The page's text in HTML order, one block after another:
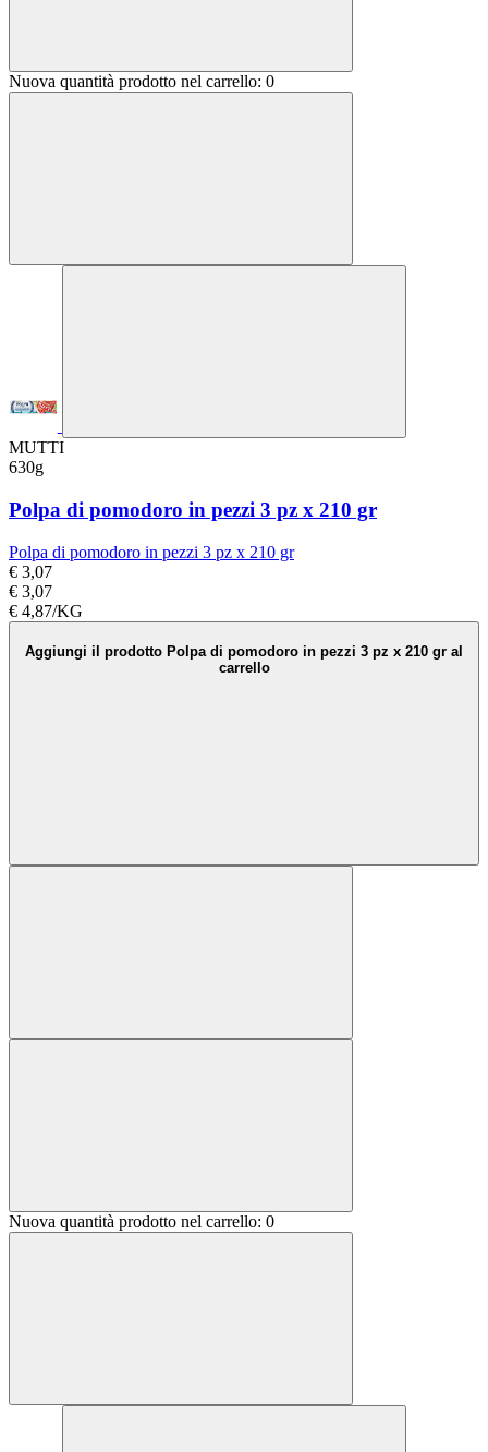
Nuova quantità prodotto nel carrello: 0
MUTTI
630g
Polpa di pomodoro in pezzi 3 pz x 210 gr
Polpa di pomodoro in pezzi 3 pz x 210 gr
€ 3,07
€ 3,07
€ 4,87/KG
Aggiungi il prodotto Polpa di pomodoro in pezzi 3 pz x 210 gr al
carrello
Nuova quantità prodotto nel carrello: 0